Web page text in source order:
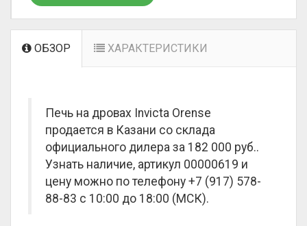
ОБЗОР ХАРАКТЕРИСТИКИ
Печь на дровах Invicta Orense
продается в Казани со склада
официального дилера за 182 000 руб..
Узнать наличие, артикул 00000619 и
цену можно по телефону +7 (917) 578-
88-83 с 10:00 до 18:00 (МСК).